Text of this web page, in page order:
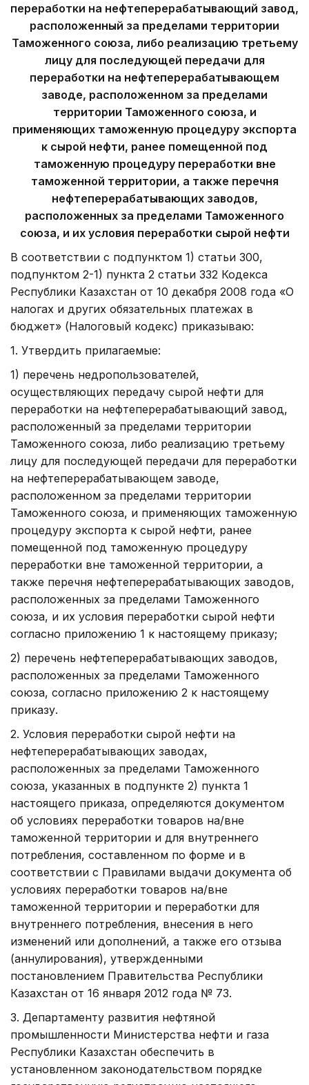
переработки на нефтеперерабатывающий завод,
расположенный за пределами территории
Таможенного союза, либо реализацию третьему
лицу для последующей передачи для
переработки на нефтеперерабатывающем
заводе, расположенном за пределами
территории Таможенного союза, и
применяющих таможенную процедуру экспорта
к сырой нефти, ранее помещенной под
таможенную процедуру переработки вне
таможенной территории, а также перечня
нефтеперерабатывающих заводов,
расположенных за пределами Таможенного
союза, и их условия переработки сырой нефти
В соответствии с подпунктом 1) статьи 300,
подпунктом 2-1) пункта 2 статьи 332 Кодекса
Республики Казахстан от 10 декабря 2008 года «О
налогах и других обязательных платежах в
бюджет» (Налоговый кодекс) приказываю:
1. Утвердить прилагаемые:
1) перечень недропользователей,
осуществляющих передачу сырой нефти для
переработки на нефтеперерабатывающий завод,
расположенный за пределами территории
Таможенного союза, либо реализацию третьему
лицу для последующей передачи для переработки
на нефтеперерабатывающем заводе,
расположенном за пределами территории
Таможенного союза, и применяющих таможенную
процедуру экспорта к сырой нефти, ранее
помещенной под таможенную процедуру
переработки вне таможенной территории, а
также перечня нефтеперерабатывающих заводов,
расположенных за пределами Таможенного
союза, и их условия переработки сырой нефти
согласно приложению 1 к настоящему приказу;
2) перечень нефтеперерабатывающих заводов,
расположенных за пределами Таможенного
союза, согласно приложению 2 к настоящему
приказу.
2. Условия переработки сырой нефти на
нефтеперерабатывающих заводах,
расположенных за пределами Таможенного
союза, указанных в подпункте 2) пункта 1
настоящего приказа, определяются документом
об условиях переработки товаров на/вне
таможенной территории и для внутреннего
потребления, составленном по форме и в
соответствии с Правилами выдачи документа об
условиях переработки товаров на/вне
таможенной территории и переработки для
внутреннего потребления, внесения в него
изменений или дополнений, а также его отзыва
(аннулирования), утвержденными
постановлением Правительства Республики
Казахстан от 16 января 2012 года № 73.
3. Департаменту развития нефтяной
промышленности Министерства нефти и газа
Республики Казахстан обеспечить в
установленном законодательством порядке